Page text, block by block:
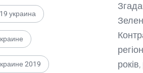
украина
2019